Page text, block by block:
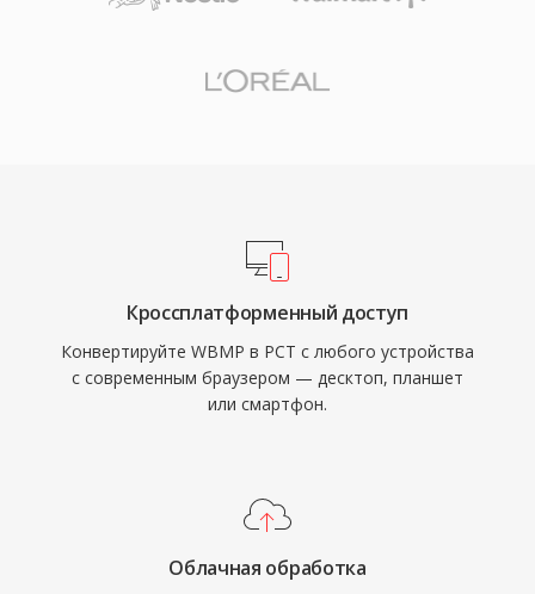
Кроссплатформенный доступ
Конвертируйте WBMP в PCT с любого устройства
с современным браузером — десктоп, планшет
или смартфон.
Облачная обработка